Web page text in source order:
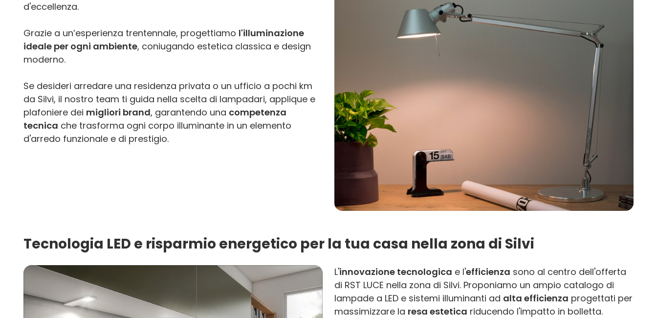
d'eccellenza.
Grazie a un’esperienza trentennale, progettiamo l'illuminazione
ideale per ogni ambiente, coniugando estetica classica e design
moderno.
Se desideri arredare una residenza privata o un ufficio a pochi km
da Silvi, il nostro team ti guida nella scelta di lampadari, applique e
plafoniere dei migliori brand, garantendo una competenza
tecnica che trasforma ogni corpo illuminante in un elemento
d'arredo funzionale e di prestigio.
Tecnologia LED e risparmio energetico per la tua casa nella zona di Silvi
L'innovazione tecnologica e l'efficienza sono al centro dell'offerta
di RST LUCE nella zona di Silvi. Proponiamo un ampio catalogo di
lampade a LED e sistemi illuminanti ad alta efficienza progettati per
massimizzare la resa estetica riducendo l'impatto in bolletta.